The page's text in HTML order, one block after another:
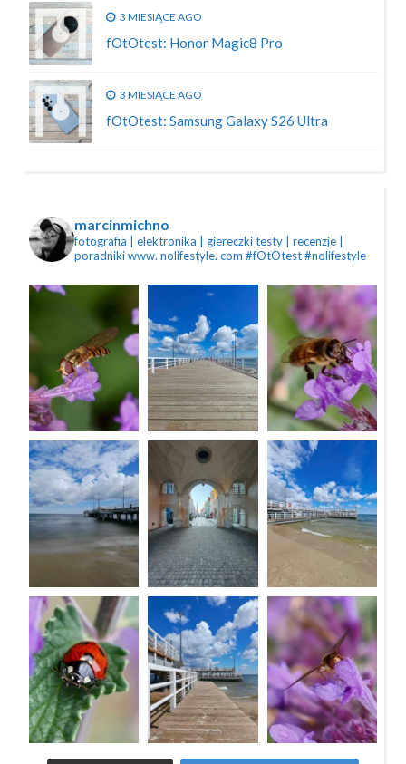
3 MIESIĄCE AGO
fOtOtest: Honor Magic8 Pro
3 MIESIĄCE AGO
fOtOtest: Samsung Galaxy S26 Ultra
marcinmichno
fotografia | elektronika | giereczkitesty | recenzje |
poradnikiwww. nolifestyle. com #fOtOtest #nolifestyle